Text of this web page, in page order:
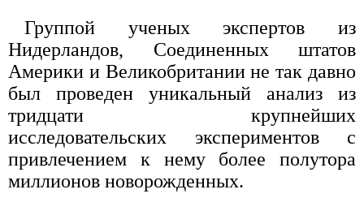
Группой ученых экспертов из
Нидерландов, Соединенных штатов
Америки и Великобритании не так давно
был проведен уникальный анализ из
тридцати крупнейших
исследовательских экспериментов с
привлечением к нему более полутора
миллионов новорожденных.